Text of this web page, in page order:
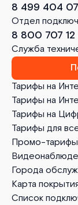
Тарифы на
Тарифы на
Тарифы на
Тарифы для
Промо-тарифы
Города
Карта
Список
8 499 404
Отдел
8 800 707 12
Служба